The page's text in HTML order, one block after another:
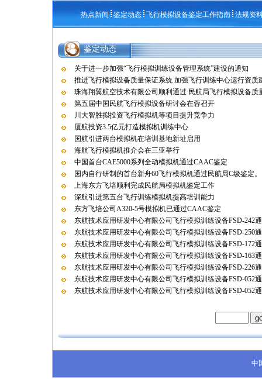
热点新闻 鉴定动态 飞行模拟设备鉴定工作指南 法规资
鉴定动态
关于进一步加强“飞行模拟训练设备管理系统”建设的通知
推进飞行模拟设备质量保证系统 加强飞行训练中心运行资质
珠海翔翼航空技术有限公司顺利通过 民航局飞行模拟设备质
第五届中国民航飞行模拟设备研讨会在蓉召开
川大智胜拟投资飞行模拟机等项目提升竞争力
厦航投资3.5亿元打造模拟机训练中心
国航引进两台模拟机在培训基地新址启用
海航飞行模拟机推介会在三亚举行
中国首台CAE5000系列全动模拟机通过CAAC鉴定
国内自行研制的首台新舟60飞行模拟机通过民航局C级鉴定。
上海东方飞培顺利完成民航局模拟机鉴定工作
深航引进第五台飞行训练模拟机提高培训能力
东方飞培公司A320-5号模拟机已通过CAAC鉴定
东航技术应用研发中心有限公司飞行模拟训练设备FSD-242
东航技术应用研发中心有限公司飞行模拟训练设备FSD-250
东航技术应用研发中心有限公司飞行模拟训练设备FSD-172
东航技术应用研发中心有限公司飞行模拟训练设备FSD-163
东航技术应用研发中心有限公司飞行模拟训练设备FSD-226
东航技术应用研发中心有限公司飞行模拟训练设备FSD-052
东航技术应用研发中心有限公司飞行模拟训练设备FSD-052
中